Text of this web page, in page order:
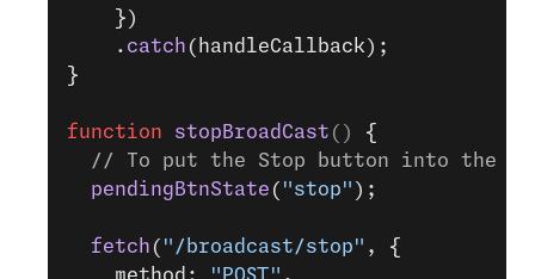
    })
    .
catch (handleCallback);
}
function stopBroadCast () {
// To put the Stop button into the
  pendingBtnState
( "stop" );
  fetch
( "/broadcast/stop" , {